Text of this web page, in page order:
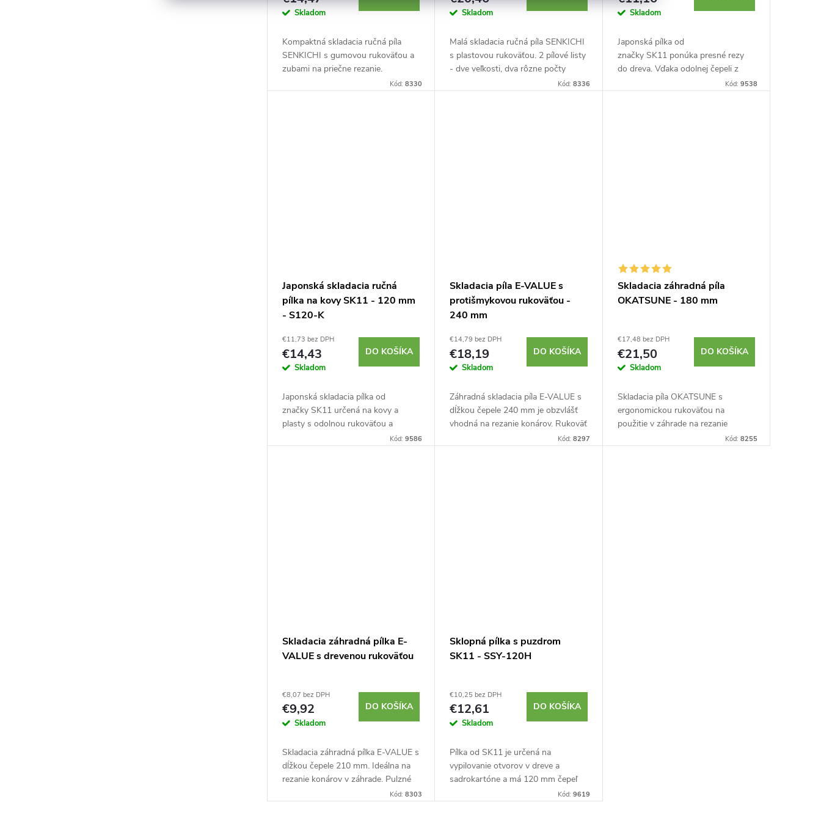
Skladom
Kompaktná skladacia ručná píla
SENKICHI s gumovou rukoväťou a
zubami na priečne rezanie.
Kód:8330
Skladom
Malá skladacia ručná píla SENKICHI
s plastovou rukoväťou. 2 pílové listy
- dve veľkosti, dva rôzne počty
Kód: 8336
Skladom
Japonská pílka od
značky SK11 ponúka presné rezy
do dreva. Vďaka odolnej čepeli z
vysokouhlíkovej ocele zaistí táto
Kód: 9538
Japonská skladacia ručná
pílka na kovy SK11 - 120 mm
- S120-K
€11,73 bez DPH
€14,43
Skladom
DO KOŠÍKA
Japonská skladacia pílka od
značky SK11 určená na kovy a
plasty s odolnou rukoväťou a
bezpečnostným zámkom. Pílka je
Kód:9586
Skladacia píla E-VALUE s
protišmykovou rukoväťou -
240 mm
€14,79 bez DPH
€18,19
Skladom
DO KOŠÍKA
Záhradná skladacia píla E-VALUE s
dĺžkou čepele 240 mm je obzvlášť
vhodná na rezanie konárov. Rukoväť
vyrobená z ABS plastu. Čiastočne
Kód: 8297
Skladacia záhradná píla
OKATSUNE - 180 mm
€17,48 bez DPH
€21,50
Skladom
DO KOŠÍKA
Skladacia píla OKATSUNE s
ergonomickou rukoväťou na
použitie v záhrade na rezanie
konárov a menších kmeňov aj v
Kód: 8255
Skladacia záhradná pílka E-
VALUE s drevenou rukoväťou
€8,07 bez DPH
€9,92
Skladom
DO KOŠÍKA
Skladacia záhradná pílka E-VALUE s
dĺžkou čepele 210 mm. Ideálna na
rezanie konárov v záhrade. Pulzné
zakalené zuby. Tradičná drevená
Kód:8303
Sklopná pílka s puzdrom
SK11 - SSY-120H
€10,25 bez DPH
€12,61
Skladom
DO KOŠÍKA
Pílka od SK11 je určená na
vypilovanie otvorov v dreve a
sadrokartóne a má 120 mm čepeľ
Kód: 9619